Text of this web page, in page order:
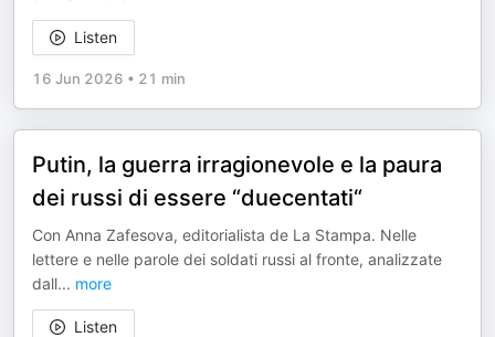
Listen
16 Jun 2026 • 21 min
Putin, la guerra irragionevole e la paura
dei russi di essere “duecentati“
Con Anna Zafesova, editorialista de La Stampa. Nelle
lettere e nelle parole dei soldati russi al fronte, analizzate
dall... more
Listen